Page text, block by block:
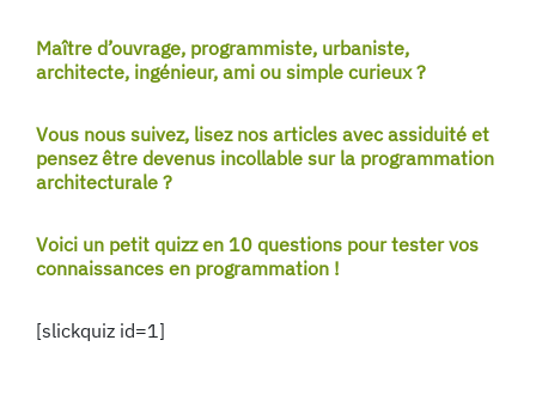
Maître d’ouvrage, programmiste, urbaniste,
architecte, ingénieur, ami ou simple curieux ?
Vous nous suivez, lisez nos articles avec assiduité et
pensez être devenus incollable sur la programmation
architecturale ?
Voici un petit quizz en 10 questions pour tester vos
connaissances en programmation !
[slickquiz id=1]